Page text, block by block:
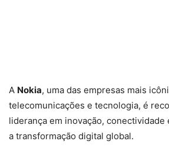
A Nokia, uma das empresas mais
telecomunicações e tecnologia, é
liderança em inovação, conectividade
a transformação digital global.